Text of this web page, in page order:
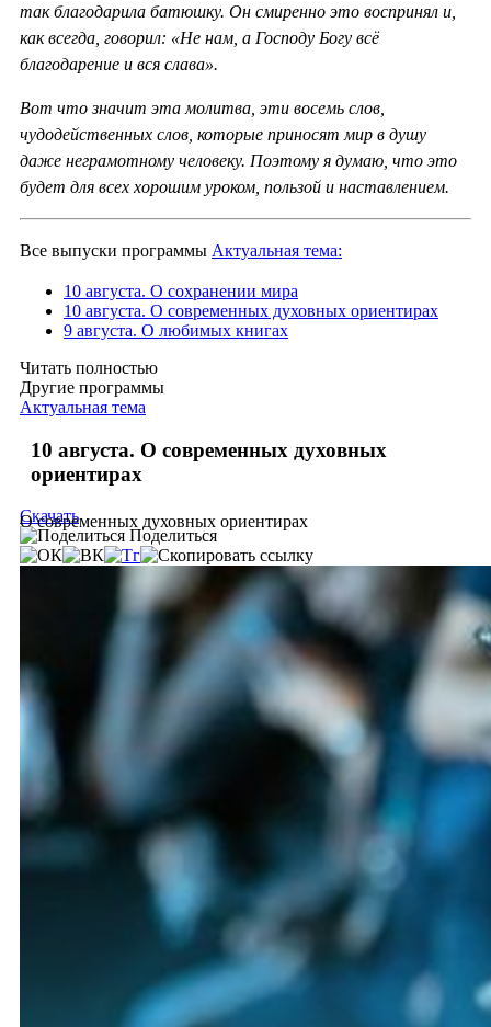
так благодарила батюшку. Он смиренно это воспринял и,
как всегда, говорил: «Не нам, а Господу Богу всё
благодарение и вся слава».
Вот что значит эта молитва, эти восемь слов,
чудодейственных слов, которые приносят мир в душу
даже неграмотному человеку. Поэтому я думаю, что это
будет для всех хорошим уроком, пользой и наставлением.
Все выпуски программы Актуальная тема:
10 августа. О сохранении мира
10 августа. О современных духовных ориентирах
9 августа. О любимых книгах
Читать полностью
Другие программы
Актуальная тема
10 августа. О современных духовных
ориентирах
О современных духовных ориентирах
Скачать
Поделиться